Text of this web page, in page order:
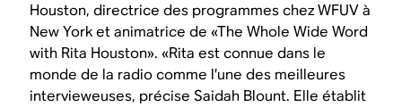
Houston, directrice des programmes chez WFUV à
New York et animatrice de «The Whole Wide Word
with Rita Houston». «Rita est connue dans le
monde de la radio comme l’une des meilleures
intervieweuses, précise Saidah Blount. Elle établit